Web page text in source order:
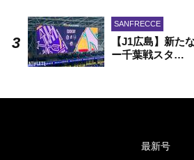
SANFRECCE
【J1広島】新た
ー千葉戦スタ…
最新号